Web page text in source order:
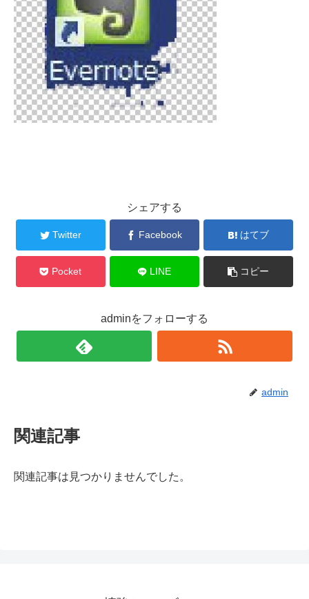
シェアする
Twitter Facebook はてブ
Pocket LINE コピー
adminをフォローする
admin
関連記事
関連記事は見つかりませんでした。